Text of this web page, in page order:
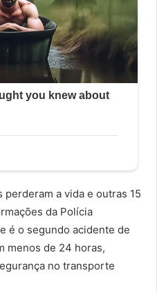
a vida e outras 15
da Polícia
é o segundo acidente de
menos de 24 horas,
no transporte